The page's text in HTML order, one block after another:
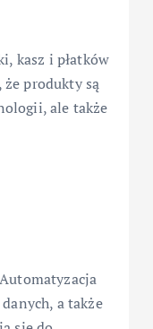
kasz i płatków
produkty są
ale także
a także